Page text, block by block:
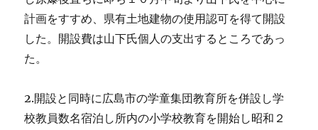
計画をすすめ、県有土地建物の使用認可を得て開設
した。開設費は山下氏個人の支出するところであっ
た。
2.開設と同時に広島市の学童集団教育所を併設し学
校教員数名宿泊し所内の小学校教育を開始し昭和２